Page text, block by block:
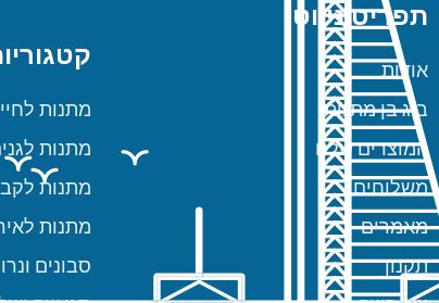
תפריט ניווט
אודות
ביג בן מתנות
המוצרים שלנו
משלוחים
מאמרים
תקנון
מתנות
מתנות
מתנות
מתנות
סבונים